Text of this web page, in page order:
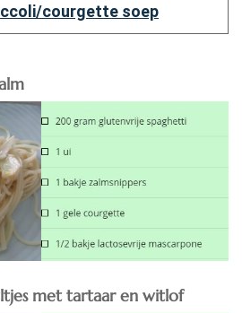
courgette soep
met tartaar en witlof